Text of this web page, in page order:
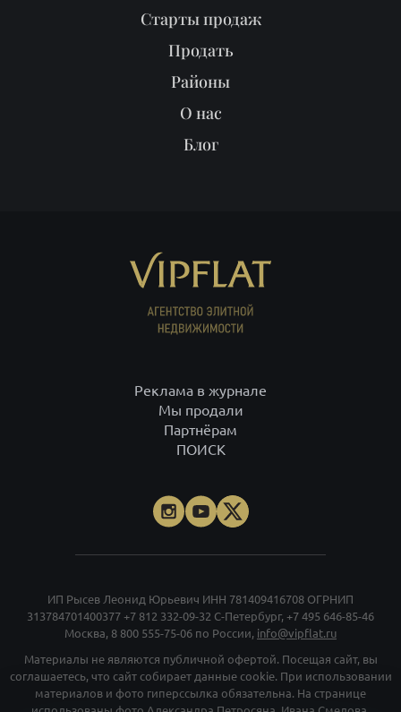
Старты продаж
Продать
Районы
О нас
Блог
Реклама в журнале
Мы продали
Партнёрам
ПОИСК
ИП Рысев Леонид Юрьевич ИНН 781409416708 ОГРНИП
313784701400377 +7 812 332-09-32 С-Петербург, +7 495 646-85-46
Москва, 8 800 555-75-06 по России, info@vipflat.ru
Материалы не являются публичной офертой. Посещая сайт, вы
соглашаетесь, что сайт собирает данные cookie. При использовании
материалов и фото гиперссылка обязательна. На странице